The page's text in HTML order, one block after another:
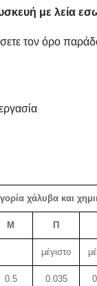
με λεία
τον όρο
χάλυβα και
Μ Π
μέγιστο
0.5 0.035